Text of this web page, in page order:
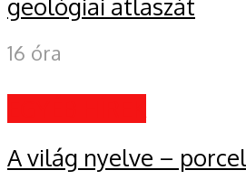
geológiai atlaszát
16 óra
A világ nyelve –